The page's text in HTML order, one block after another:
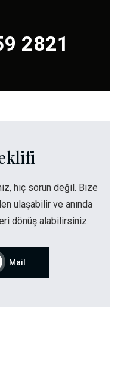
2821
hiç sorun değil. Bize
ulaşabilir ve anında
dönüş alabilirsiniz.
Mail